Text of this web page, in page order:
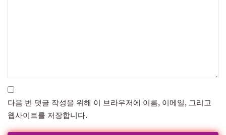
다음 번 댓글 작성을 위해 이 브라우저에 이름, 이메일, 그리고
웹사이트를 저장합니다.